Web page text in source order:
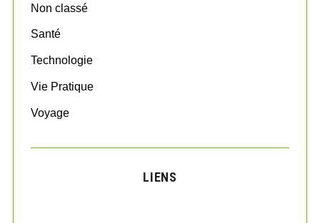
Non classé
Santé
Technologie
Vie Pratique
Voyage
LIENS